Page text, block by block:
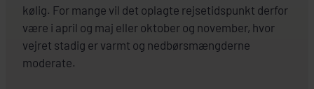
kølig. For mange vil det oplagte rejsetidspunkt derfor
være i april og maj eller oktober og november, hvor
vejret stadig er varmt og nedbørsmængderne
moderate.